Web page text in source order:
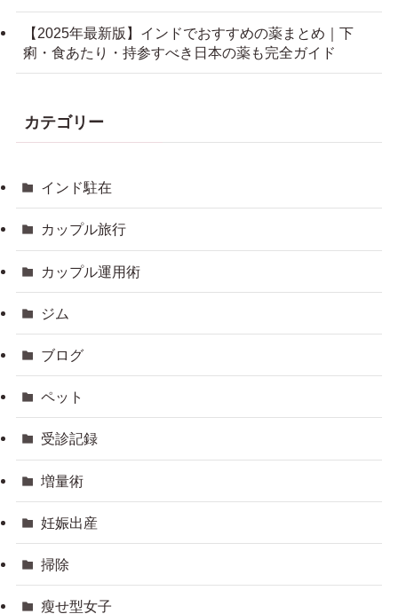
【2025年最新版】インドでおすすめの薬まとめ｜下
痢・食あたり・持参すべき日本の薬も完全ガイド
カテゴリー
インド駐在
カップル旅行
カップル運用術
ジム
ブログ
ペット
受診記録
増量術
妊娠出産
掃除
瘦せ型女子